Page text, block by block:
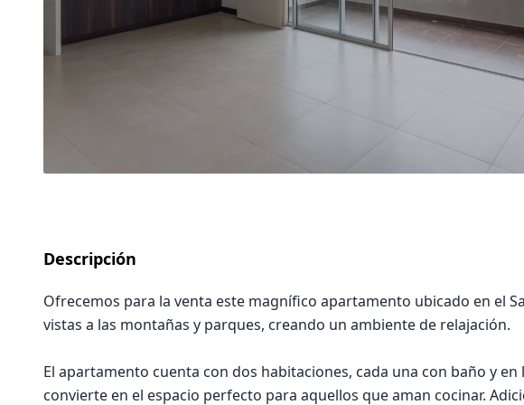
Descripción
Ofrecemos para la venta este magnífico apartamento ubicado en el
vistas a las montañas y parques, creando un ambiente de relajación.
El apartamento cuenta con dos habitaciones, cada una con baño y
convierte en el espacio perfecto para aquellos que aman cocinar.